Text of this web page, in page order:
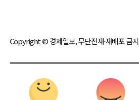
Copyright © 경제일보, 무단전재·재배포 금지